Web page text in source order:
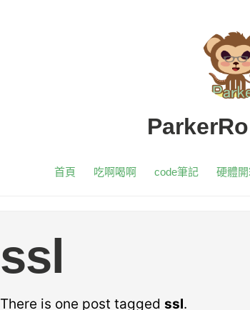
首頁 吃啊喝啊 code筆記 硬體
ssl
There is one post tagged ssl.